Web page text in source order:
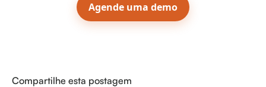
Agende uma demo
Compartilhe esta postagem